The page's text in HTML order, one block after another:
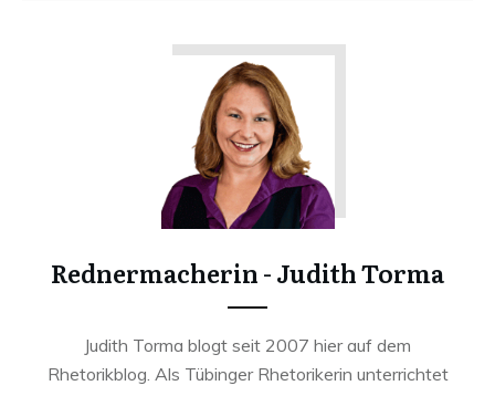
Rednermacherin - Judith Torma
Judith Torma blogt seit 2007 hier auf dem
Rhetorikblog. Als Tübinger Rhetorikerin unterrichtet